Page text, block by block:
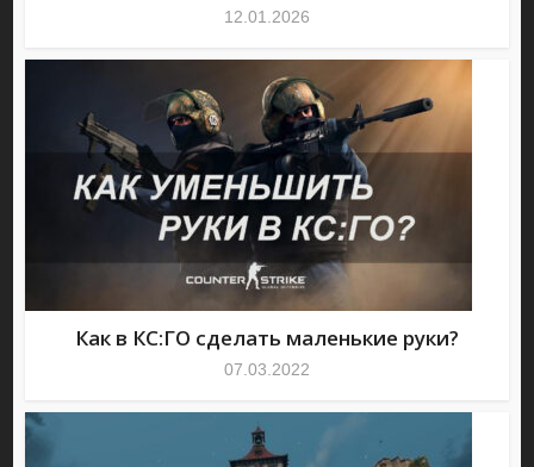
12.01.2026
Как в КС:ГО сделать маленькие руки?
07.03.2022